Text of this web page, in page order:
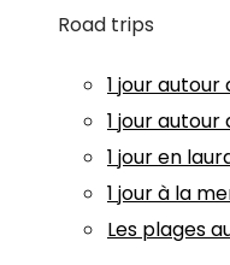
Road trips
1 jour
1 jour
1 jour en
1 jour à la
Les plages